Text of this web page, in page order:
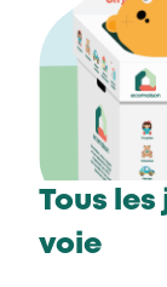
Tous
voie